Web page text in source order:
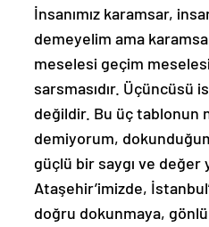
İnsanımız karamsar,
demeyelim ama
meselesi geçim
sarsmasıdır. Üçüncüsü
değildir. Bu üç
demiyorum,
güçlü bir saygı ve
Ataşehir’imizde,
doğru dokunmaya,